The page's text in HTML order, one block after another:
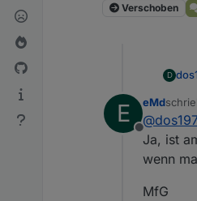
Verschoben
D
E
Offline
eMd
@
Ja, ist
wenn
MfG